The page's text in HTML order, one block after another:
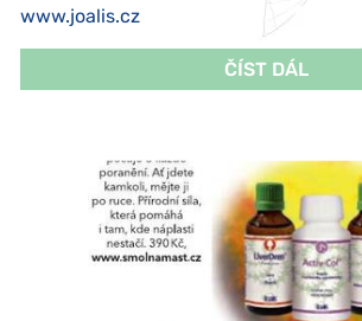
www.joalis.cz
ČÍST DÁL